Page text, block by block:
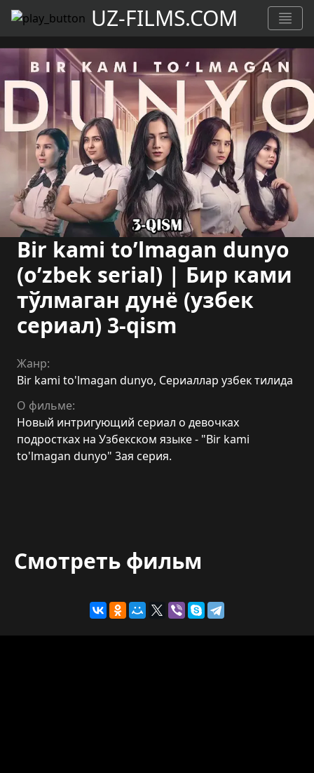
UZ-FILMS.COM
Bir kami to’lmagan dunyo
(o’zbek serial) | Бир ками
тўлмаган дунё (узбек
сериал) 3-qism
Жанр:
Bir kami to'lmagan dunyo, Сериаллар узбек тилида
О фильме:
Новый интригующий сериал о девочках
подростках на Узбекском языке - "Bir kami
to'lmagan dunyo" 3ая серия.
Смотреть фильм